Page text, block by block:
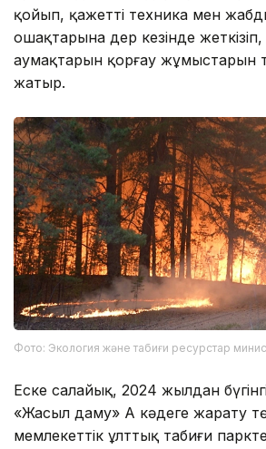
қойып, қажетті техника мен
ошақтарына дер кезінде
аумақтарын қорғау жұмыстарын
жатыр.
Фото: Экология және табиғи ресурстар
Еске салайық, 2024 жылдан
«Жасыл даму» АҚ кәдеге жарату
мемлекеттік ұлттық табиғи